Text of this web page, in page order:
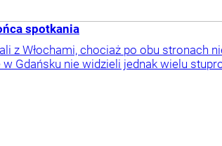
spotkania
z Włochami, chociaż po obu stronach
Gdańsku nie widzieli jednak wielu